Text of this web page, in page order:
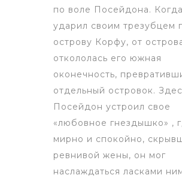
по воле Посейдона.
ударил своим трезубцем
острову Корфу, от
откололась его южная
оконечность,
отдельный островок.
Посейдон устроил свое
«любовное гнездышко» ,
мирно и спокойно,
ревнивой жены, он мог
наслаждаться ласками